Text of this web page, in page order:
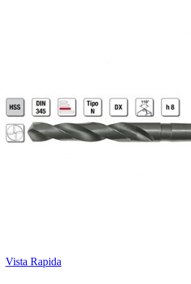
Vista Rapida